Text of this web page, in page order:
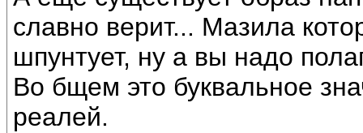
славно верит... Мазила
шпунтует, ну а вы надо
Во бщем это буквальное
реалей.